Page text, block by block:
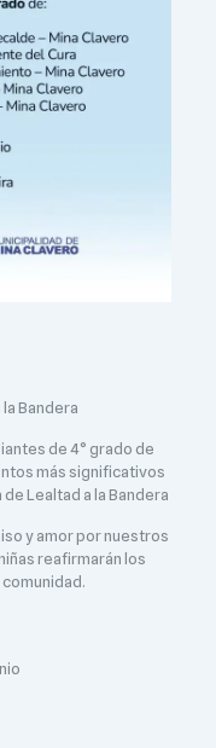
Bandera
de 4° grado de
más significativos
Lealtad a la Bandera
y amor por nuestros
reafirmarán los